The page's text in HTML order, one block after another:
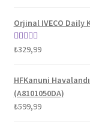
₺1.300,00.
Orjinal IVECO Daily
5 üzerinden
₺329,99
HFKanuni
(A8101050DA)
₺599,99